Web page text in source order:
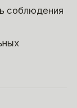
соблюдения